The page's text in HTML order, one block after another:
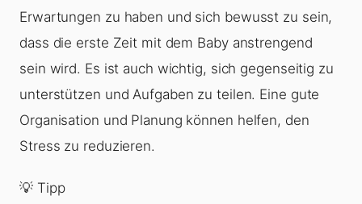
Erwartungen zu haben und sich bewusst zu sein,
dass die erste Zeit mit dem Baby anstrengend
sein wird. Es ist auch wichtig, sich gegenseitig zu
unterstützen und Aufgaben zu teilen. Eine gute
Organisation und Planung können helfen, den
Stress zu reduzieren.
💡 Tipp